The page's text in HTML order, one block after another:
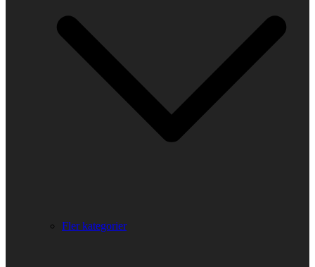
Fler kategorier